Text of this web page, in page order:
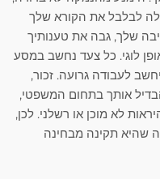
לבלבל את הקורא שלך
שלך, גבה את טענותיך
לוגי. כל צעד נחשב במסע
לעבודה גרועה. זכור,
אותך בתחום המשפטי,
לא מוכן או רשלני. לכן,
שהיא תקינה מבחינה